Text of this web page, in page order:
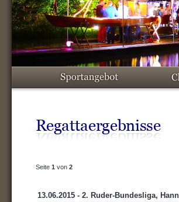
Seite 1 von 2
13.06.2015 - 2. Ruder-Bundesliga,